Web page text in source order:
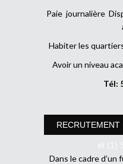
Paie journalière
Habiter les
Avoir un niveau
Tél:
et (1)
Dans le cadre